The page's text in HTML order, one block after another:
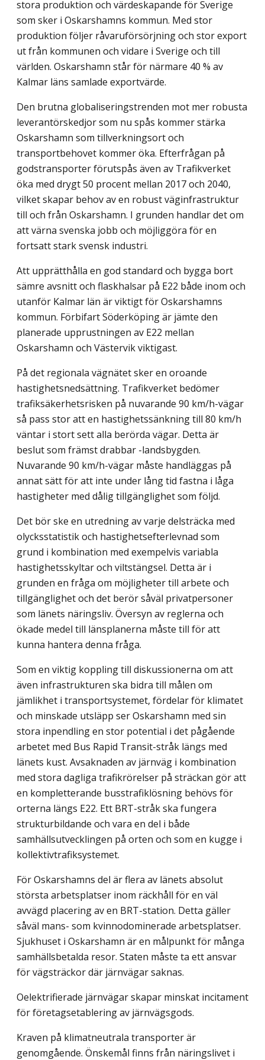
stora produktion och värdeskapande för Sverige
som sker i Oskarshamns kommun. Med stor
produktion följer råvaruförsörjning och stor export
ut från kommunen och vidare i Sverige och till
världen. Oskarshamn står för närmare 40 % av
Kalmar läns samlade exportvärde.
Den brutna globaliseringstrenden mot mer robusta
leverantörskedjor som nu spås kommer stärka
Oskarshamn som tillverkningsort och
transportbehovet kommer öka. Efterfrågan på
godstransporter förutspås även av Trafikverket
öka med drygt 50 procent mellan 2017 och 2040,
vilket skapar behov av en robust väginfrastruktur
till och från Oskarshamn. I grunden handlar det om
att värna svenska jobb och möjliggöra för en
fortsatt stark svensk industri.
Att upprätthålla en god standard och bygga bort
sämre avsnitt och flaskhalsar på E22 både inom och
utanför Kalmar län är viktigt för Oskarshamns
kommun. Förbifart Söderköping är jämte den
planerade upprustningen av E22 mellan
Oskarshamn och Västervik viktigast.
På det regionala vägnätet sker en oroande
hastighetsnedsättning. Trafikverket bedömer
trafiksäkerhetsrisken på nuvarande 90 km/h-vägar
så pass stor att en hastig­hets­sänkning till 80 km/h
väntar i stort sett alla berörda vägar. Detta är
beslut som främst drabbar -landsbygden.
Nuvarande 90 km/h-vägar måste handläggas på
annat sätt för att inte under lång tid fastna i låga
hastigheter med dålig tillgänglighet som följd.
Det bör ske en utredning av varje delsträcka med
olycksstatistik och hastighets­efterlevnad som
grund i kombination med exempelvis variabla
hastighetsskyltar och viltstängsel. Detta är i
grunden en fråga om möjligheter till arbete och
tillgänglighet och det berör såväl privatpersoner
som länets näringsliv. Översyn av reglerna och
ökade medel till länsplanerna måste till för att
kunna hantera denna fråga.
Som en viktig koppling till diskussionerna om att
även infrastrukturen ska bidra till målen om
jämlikhet i transportsystemet, fördelar för klimatet
och minskade utsläpp ser Oskarshamn med sin
stora inpendling en stor potential i det pågående
arbetet med Bus Rapid Transit-stråk längs med
länets kust. Avsaknaden av järnväg i kombination
med stora dagliga trafikrörelser på sträckan gör att
en kompletterande busstrafiklösning behövs för
orterna längs E22. Ett BRT-stråk ska fungera
strukturbildande och vara en del i både
samhällsutvecklingen på orten och som en kugge i
kollektivtrafiksystemet.
För Oskarshamns del är flera av länets absolut
största arbetsplatser inom räckhåll för en väl
avvägd placering av en BRT-station. Detta gäller
såväl mans- som kvinno­dominerade arbetsplatser.
Sjukhuset i Oskarshamn är en målpunkt för många
samhälls­betalda resor. Staten måste ta ett ansvar
för vägsträckor där järnvägar saknas.
Oelektrifierade järnvägar skapar minskat incitament
för företagsetablering av järnvägsgods.
Kraven på klimatneutrala transporter är
genomgående. Önskemål finns från närings­livet i